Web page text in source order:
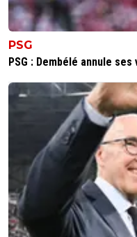
PSG
PSG : Dembélé annule